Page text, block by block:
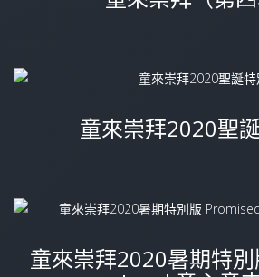
童來崇拜2020聖
童來崇拜2020暑期特